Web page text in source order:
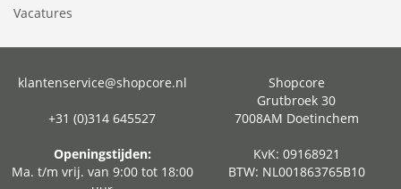
Vacatures
klantenservice@shopcore.nl
+31 (0)314 645527
Openingstijden:
Ma. t/m vrij. van 9:00 tot 18:00
Shopcore
Grutbroek 30
7008AM Doetinchem
KvK: 09168921
BTW: NL001863765B10